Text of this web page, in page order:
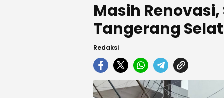
Masih
Tangerang
Redaksi